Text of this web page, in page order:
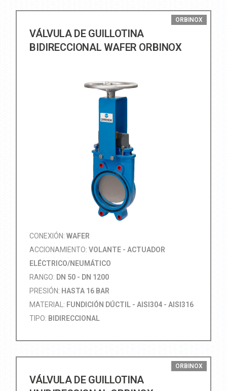
VÁLVULA DE GUILLOTINA
BIDIRECCIONAL WAFER ORBINOX
ORBINOX
CONEXIÓN: WAFER
ACCIONAMIENTO: VOLANTE - ACTUADOR
ELÉCTRICO/NEUMÁTICO
RANGO: DN 50 - DN 1200
PRESIÓN: HASTA 16 BAR
MATERIAL: FUNDICIÓN DÚCTIL - AISI304 - AISI316
TIPO: BIDIRECCIONAL
VÁLVULA DE GUILLOTINA
ORBINOX